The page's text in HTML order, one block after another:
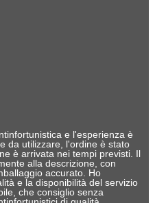
e l'esperienza è
da utilizzare, l'ordine è stato
è arrivata nei tempi previsti. Il
alla descrizione, con
accurato. Ho
e la disponibilità del servizio
che consiglio senza